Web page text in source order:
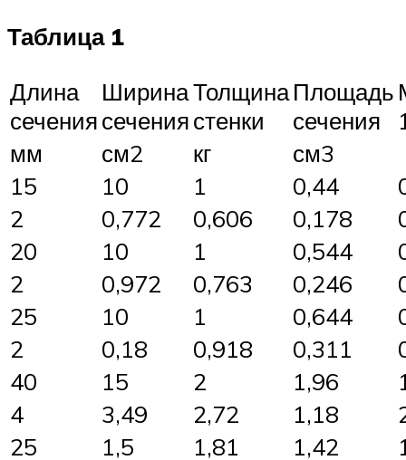
Таблица 1
Длина
сечения
Ширина
сечения
Толщина
стенки
Площадь
сечения
мм
см2 кг
см3
15
10 1 0,44
2
0,772 0,606 0,178
20
10 1 0,544
2
0,972 0,763 0,246
25
10 1 0,644
2
0,18 0,918 0,311
40
15 2 1,96
4
3,49 2,72 1,18
25
1,5 1,81 1,42